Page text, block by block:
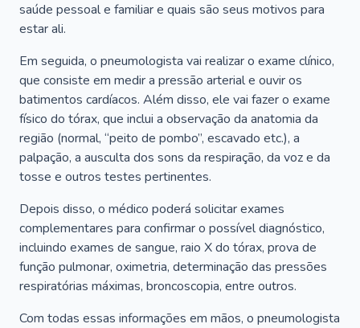
saúde pessoal e familiar e quais são seus motivos para
estar ali.
Em seguida, o pneumologista vai realizar o exame clínico,
que consiste em medir a pressão arterial e ouvir os
batimentos cardíacos. Além disso, ele vai fazer o exame
físico do tórax, que inclui a observação da anatomia da
região (normal, “peito de pombo”, escavado etc.), a
palpação, a ausculta dos sons da respiração, da voz e da
tosse e outros testes pertinentes.
Depois disso, o médico poderá solicitar exames
complementares para confirmar o possível diagnóstico,
incluindo exames de sangue, raio X do tórax, prova de
função pulmonar, oximetria, determinação das pressões
respiratórias máximas, broncoscopia, entre outros.
Com todas essas informações em mãos, o pneumologista